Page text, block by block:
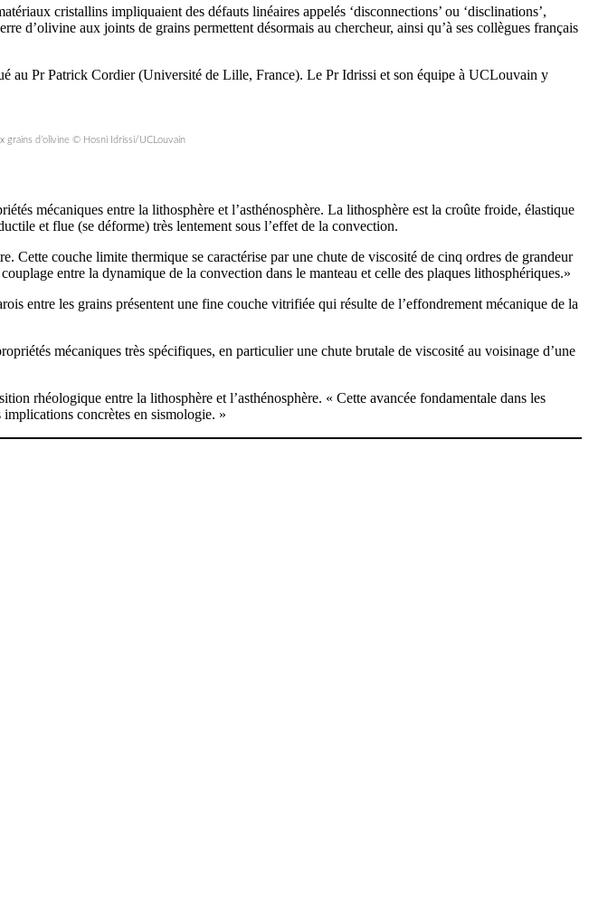
cristallins impliquaient des défauts linéaires appelés ‘disconnections’ ou ‘disclinations’,
d’olivine aux joints de grains permettent désormais au chercheur, ainsi qu’à ses collègues français
au Pr Patrick Cordier (Université de Lille, France). Le Pr Idrissi et son équipe à UCLouvain y
d’olivine © Hosni Idrissi/UCLouvain
mécaniques entre la lithosphère et l’asthénosphère. La lithosphère est la croûte froide, élastique
et flue (se déforme) très lentement sous l’effet de la convection.
Cette couche limite thermique se caractérise par une chute de viscosité de cinq ordres de grandeur
entre la dynamique de la convection dans le manteau et celle des plaques lithosphériques.»
entre les grains présentent une fine couche vitrifiée qui résulte de l’effondrement mécanique de la
mécaniques très spécifiques, en particulier une chute brutale de viscosité au voisinage d’une
rhéologique entre la lithosphère et l’asthénosphère. « Cette avancée fondamentale dans les
concrètes en sismologie. »